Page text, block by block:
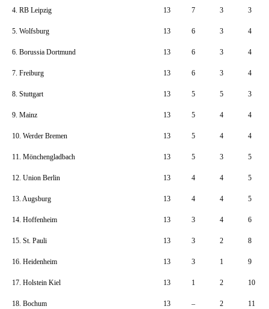
4. RB Leipzig 13 7 3 3
5. Wolfsburg 13 6 3 4
6. Borussia Dortmund 13 6 3 4
7. Freiburg 13 6 3 4
8. Stuttgart 13 5 5 3
9. Mainz 13 5 4 4
10. Werder Bremen 13 5 4 4
11. Mönchengladbach 13 5 3 5
12. Union Berlin 13 4 4 5
13. Augsburg 13 4 4 5
14. Hoffenheim 13 3 4 6
15. St. Pauli 13 3 2 8
16. Heidenheim 13 3 1 9
17. Holstein Kiel 13 1 2 10
18. Bochum 13 – 2 11